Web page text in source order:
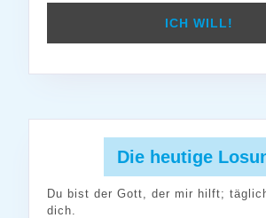
Die heutige
Du bist der Gott, der mir hilft;
dich.